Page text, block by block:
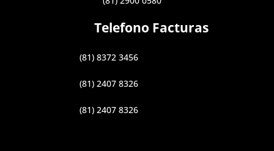
Telefono Facturas
(81) 8372 3456
(81) 2407 8326
(81) 2407 8326